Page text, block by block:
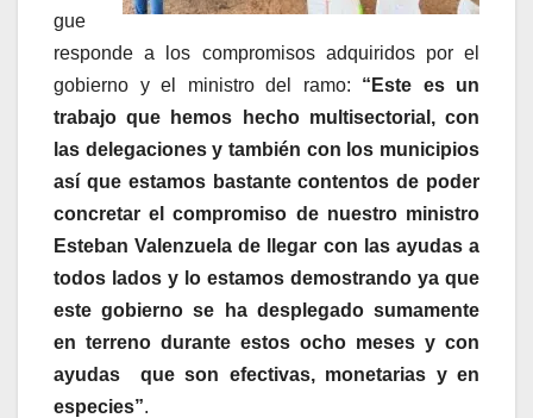
gue
responde a los compromisos adquiridos por el
gobierno y el ministro del ramo: “Este es un
trabajo que hemos hecho multisectorial, con
las delegaciones y también con los municipios
así que estamos bastante contentos de poder
concretar el compromiso de nuestro ministro
Esteban Valenzuela de llegar con las ayudas a
todos lados y lo estamos demostrando ya que
este gobierno se ha desplegado sumamente
en terreno durante estos ocho meses y con
ayudas que son efectivas, monetarias y en
especies”.